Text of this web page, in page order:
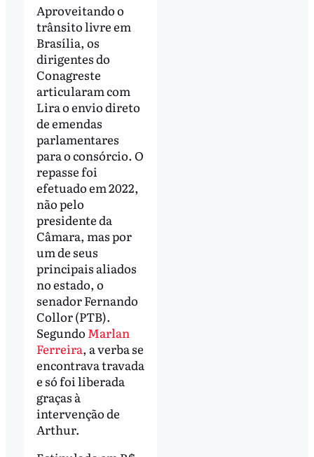
Aproveitando o
trânsito livre em
Brasília, os
dirigentes do
Conagreste
articularam com
Lira o envio direto
de emendas
parlamentares
para o consórcio. O
repasse foi
efetuado em 2022,
não pelo
presidente da
Câmara, mas por
um de seus
principais aliados
no estado, o
senador Fernando
Collor (PTB).
Segundo Marlan
Ferreira, a verba se
encontrava travada
e só foi liberada
graças à
intervenção de
Arthur.